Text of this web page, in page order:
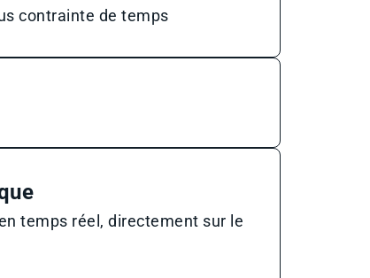
contrainte de temps
temps réel, directement sur le